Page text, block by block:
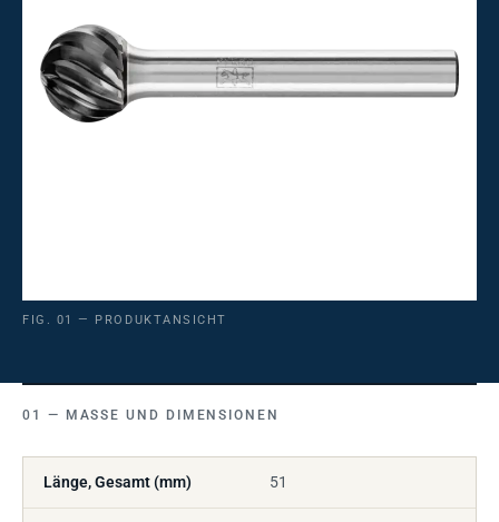
FIG. 01 — PRODUKTANSICHT
MASSE UND DIMENSIONEN
Länge, Gesamt (mm) 51